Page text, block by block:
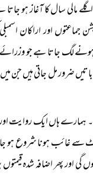
مالی سال کا آغاز ہو
جماعتوں اور اراکان
لگ جاتا ہے جو
باتیں ضرور مل جاتی ہیں
ہمارے ہاں ایک روایت
سے غائب ہونا شروع ہو
اور پھر اضافہ شدہ قیمتوں